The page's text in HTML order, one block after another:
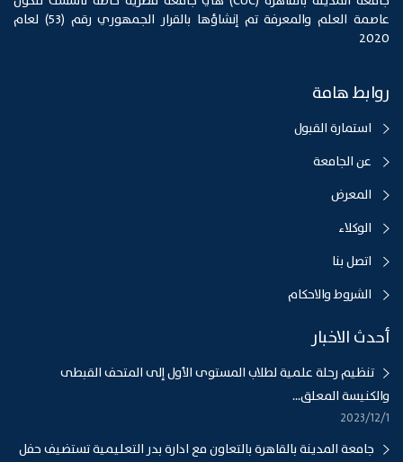
عاصمة العلم والمعرفة تم إنشاؤها بالقرار الجمهوري رقم (53) لعام
2020
روابط هامة
استمارة القبول
عن الجامعة
المعرض
الوكلاء
اتصل بنا
الشروط والاحكام
أحدث الاخبار
تنظيم رحلة علمية لطلاب المستوى الأول إلى المتحف القبطى
والكنيسة المعلق...
1‏‏/12‏‏/2023
جامعة المدينة بالقاهرة بالتعاون مع ادارة بدر التعليمية تستضيف حفل